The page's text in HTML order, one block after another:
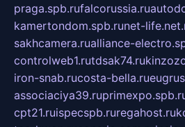
praga.spb.rufalcorussia.ru
kamertondom.spb.runet-
sakhcamera.rualliance-
controlweb1.rutdsak74.ru
iron-snab.rucosta-bella.ru
associaciya39.ru
cpt21.ruispecspb.ruregahost.ru